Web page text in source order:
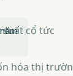
suất cổ tức
hóa thị